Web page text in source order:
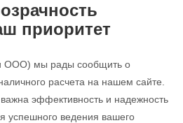
приоритет
ООО) мы рады сообщить о
расчета на нашем сайте.
эффективность и надежность
успешного ведения вашего